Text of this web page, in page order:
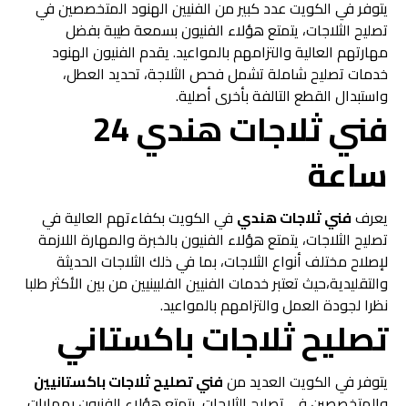
يتوفر في الكويت عدد كبير من الفنيين الهنود المتخصصين في
تصليح الثلاجات، يتمتع هؤلاء الفنيون بسمعة طيبة بفضل
مهارتهم العالية والتزامهم بالمواعيد. يقدم الفنيون الهنود
خدمات تصليح شاملة تشمل فحص الثلاجة، تحديد العطل،
واستبدال القطع التالفة بأخرى أصلية.
فني ثلاجات هندي 24
ساعة
يعرففني ثلاجات هندي في الكويت بكفاءتهم العالية في
تصليح الثلاجات، يتمتع هؤلاء الفنيون بالخبرة والمهارة اللازمة
لإصلاح مختلف أنواع الثلاجات، بما في ذلك الثلاجات الحديثة
والتقليدية،حيث تعتبر خدمات الفنيين الفلبينيين من بين الأكثر طلبا
نظرا لجودة العمل والتزامهم بالمواعيد.
تصليح ثلاجات باكستاني
يتوفر في الكويت العديد منفني تصليح ثلاجات باكستانيين